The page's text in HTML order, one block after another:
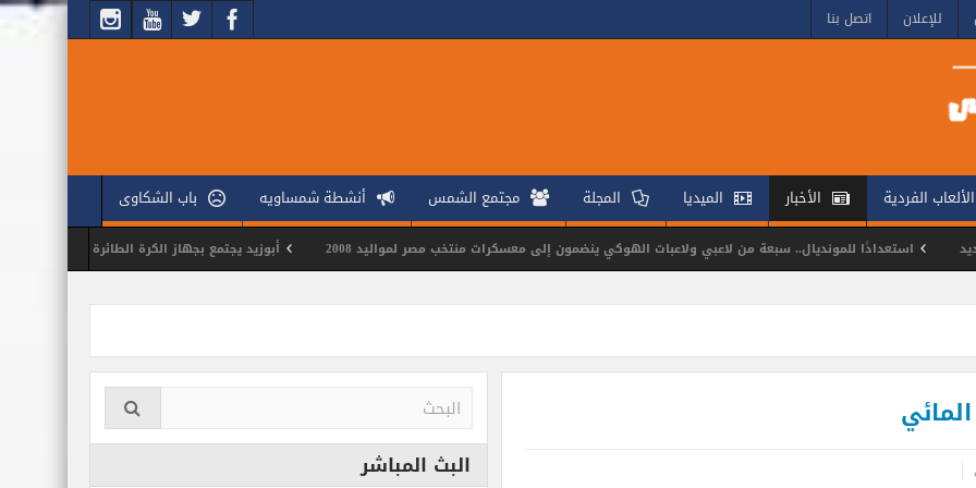
للإعلان اتصل بنا
الألعاب الفردية الأخبار الميديا المجلة مجتمع الشمس أنشطة شمساويه
باب الشكاوى
للمونديال.. سبعة من لاعبي ولاعبات الهوكي ينضمون إلى معسكرات منتخب مصر لمواليد 2008
أبوزيد يجتمع بجهاز الكرة الطائرة لوضع ملامح الموسم الجديد
البث المباشر